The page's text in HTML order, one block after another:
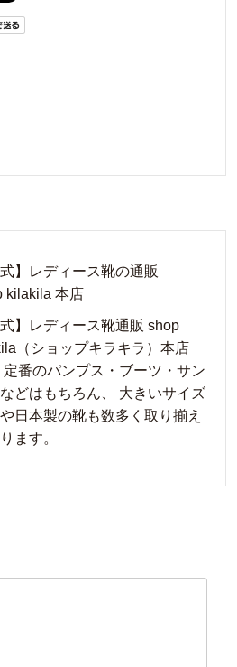
式】レディース靴の通販
kilakila 本店
式】レディース靴通販 shop
（ショップキラキラ）本店
定番のパンプス・ブーツ・サン
どはもちろん、 大きいサイズ
日本製の靴も数多く取り揃え
ます。